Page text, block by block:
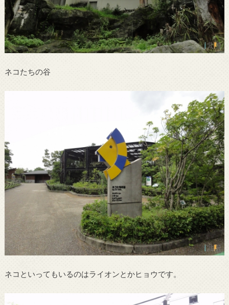
ネコたちの谷
ネコといってもいるのはライオンとかヒョウです。